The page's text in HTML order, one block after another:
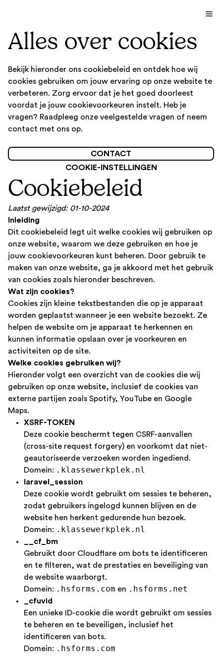
Alles over cookies
Bekijk hieronder ons cookiebeleid en ontdek hoe wij
cookies gebruiken om jouw ervaring op onze website te
verbeteren. Zorg ervoor dat je het goed doorleest
voordat je jouw cookievoorkeuren instelt. Heb je
vragen? Raadpleeg onze veelgestelde vragen of neem
contact met ons op.
CONTACT
COOKIE-INSTELLINGEN
Cookiebeleid
Laatst gewijzigd: 01-10-2024
Inleiding
Dit cookiebeleid legt uit welke cookies wij gebruiken op
onze website, waarom we deze gebruiken en hoe je
jouw cookievoorkeuren kunt beheren. Door gebruik te
maken van onze website, ga je akkoord met het gebruik
van cookies zoals hieronder beschreven.
Wat zijn cookies?
Cookies zijn kleine tekstbestanden die op je apparaat
worden geplaatst wanneer je een website bezoekt. Ze
helpen de website om je apparaat te herkennen en
kunnen informatie opslaan over je voorkeuren en
activiteiten op de site.
Welke cookies gebruiken wij?
Hieronder volgt een overzicht van de cookies die wij
gebruiken op onze website, inclusief de cookies van
externe partijen zoals Spotify, YouTube en Google
Maps.
XSRF-TOKEN
Deze cookie beschermt tegen CSRF-aanvallen
(cross-site request forgery) en voorkomt dat niet-
geautoriseerde verzoeken worden ingediend.
Domein: .klassewerkplek.nl
laravel_session
Deze cookie wordt gebruikt om sessies te beheren,
zodat gebruikers ingelogd kunnen blijven en de
website hen herkent gedurende hun bezoek.
Domein: .klassewerkplek.nl
__cf_bm
Gebruikt door Cloudflare om bots te identificeren
en te filteren, wat de prestaties en beveiliging van
de website waarborgt.
Domein: .hsforms.com en .hsforms.net
_cfuvid
Een unieke ID-cookie die wordt gebruikt om sessies
te beheren en te beveiligen, inclusief het
identificeren van bots.
Domein: .hsforms.com